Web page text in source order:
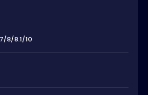
8/8.1/10